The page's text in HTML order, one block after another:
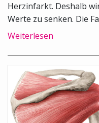
Herzinfarkt. Deshalb
Werte zu senken. Die
Weiterlesen